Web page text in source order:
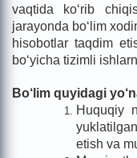
vaqtida ko‘rib
jarayonda bo‘lim
hisobotlar taqdim
bo‘yicha tizimli
Bo‘lim quyidagi
Huquqiy
etish va